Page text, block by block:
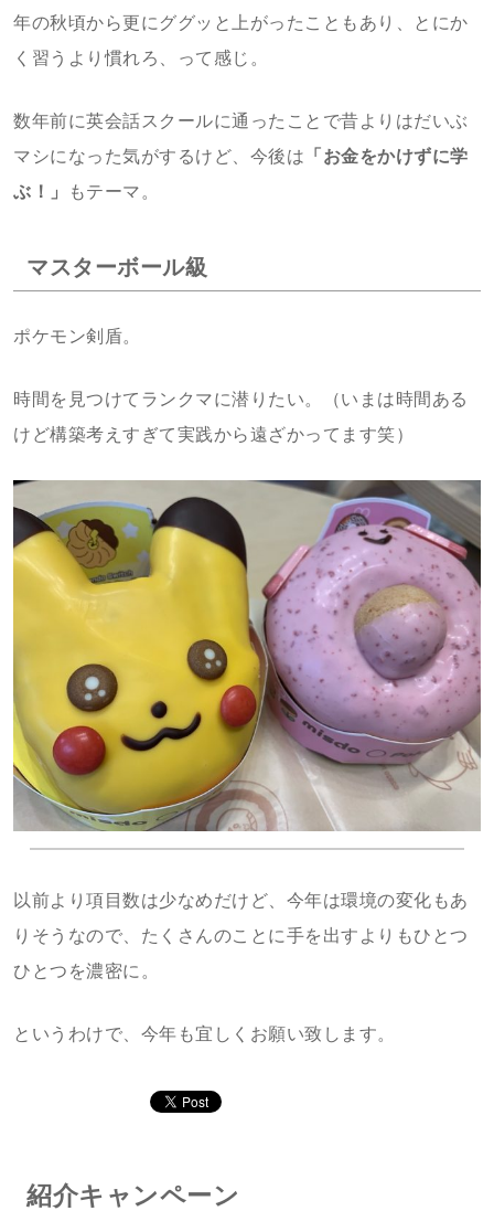
年の秋頃から更にググッと上がったこともあり、とにか
く習うより慣れろ、って感じ。
数年前に英会話スクールに通ったことで昔よりはだいぶ
マシになった気がするけど、今後は 「お金をかけずに学
ぶ！」
もテーマ。
マスターボール級
ポケモン剣盾。
時間を見つけてランクマに潜りたい。（いまは時間ある
けど構築考えすぎて実践から遠ざかってます笑）
以前より項目数は少なめだけど、今年は環境の変化もあ
りそうなので、たくさんのことに手を出すよりもひとつ
ひとつを濃密に。
というわけで、今年も宜しくお願い致します。
紹介キャンペーン